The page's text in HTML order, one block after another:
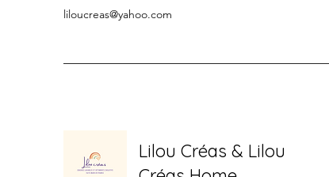
liloucreas@yahoo.com
Lilou Créas & Lilou